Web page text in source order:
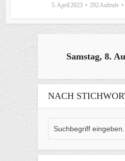
5. April 2023 292 Aufrufe
Samstag, 8.
NACH